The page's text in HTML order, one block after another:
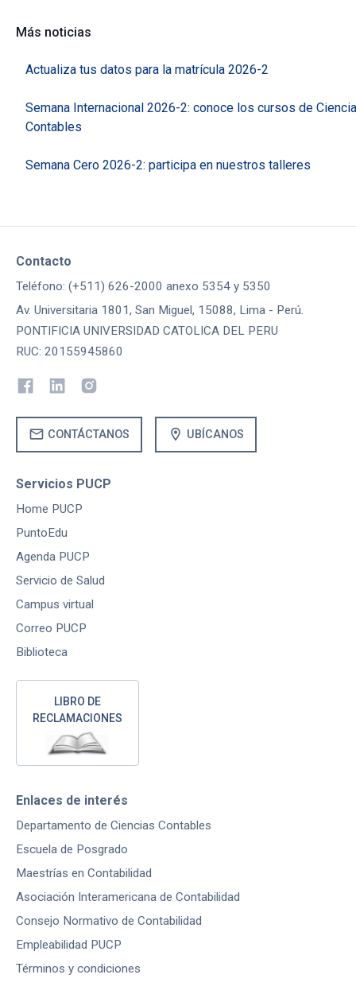
Más noticias
Actualiza tus datos para la matrícula 2026-2
Semana Internacional 2026-2: conoce los cursos de
Contables
Semana Cero 2026-2: participa en nuestros talleres
Contacto
Teléfono: (+511) 626-2000 anexo 5354 y 5350
Av. Universitaria 1801, San Miguel, 15088, Lima - Perú.
PONTIFICIA UNIVERSIDAD CATOLICA DEL PERU
RUC: 20155945860
mail CONTÁCTANOS location_on UBÍCANOS
Servicios PUCP
Home PUCP
PuntoEdu
Agenda PUCP
Servicio de Salud
Campus virtual
Correo PUCP
Biblioteca
LIBRO DE
RECLAMACIONES
Enlaces de interés
Departamento de Ciencias Contables
Escuela de Posgrado
Maestrías en Contabilidad
Asociación Interamericana de Contabilidad
Consejo Normativo de Contabilidad
Empleabilidad PUCP
Términos y condiciones